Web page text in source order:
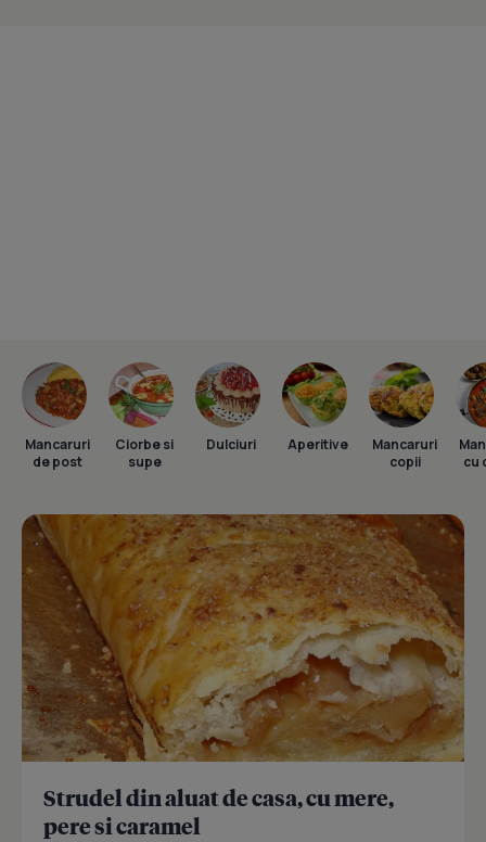
Mancaruri
de post
Ciorbe si
supe
Dulciuri Aperitive
Mancaruri
copii
cu
Strudel din aluat de casa, cu mere,
pere si caramel